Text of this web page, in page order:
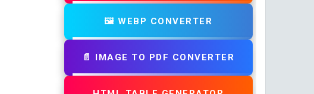
🖼️ WEBP CONVERTER
📄 IMAGE TO PDF CONVERTER